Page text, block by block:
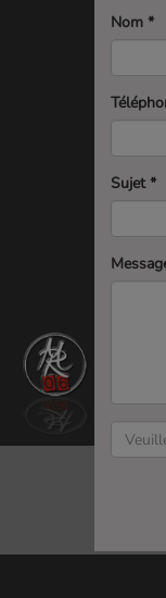
Nom *
Sujet*